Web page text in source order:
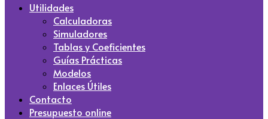
Utilidades
Calculadoras
Simuladores
Tablas y Coeficientes
Guías Prácticas
Modelos
Enlaces Útiles
Contacto
Presupuesto online